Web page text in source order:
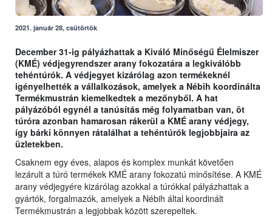
2021. január 28, csütörtök
December 31-ig pályázhattak a Kiváló Minőségű Élelmiszer
(KMÉ) védjegyrendszer arany fokozatára a legkiválóbb
tehéntúrók. A védjegyet kizárólag azon termékeknél
igényelhették a vállalkozások, amelyek a Nébih koordinálta
Termékmustrán kiemelkedtek a mezőnyből. A hat
pályázóból egynél a tanúsítás még folyamatban van, öt
túróra azonban hamarosan rákerül a KMÉ arany védjegy,
így bárki könnyen rátalálhat a tehéntúrók legjobbjaira az
üzletekben.
Csaknem egy éves, alapos és komplex munkát követően
lezárult a túró termékek KMÉ arany fokozatú minősítése. A KMÉ
arany védjegyére kizárólag azokkal a túrókkal pályázhattak a
gyártók, forgalmazók, amelyek a Nébih által koordinált
Termékmustrán a legjobbak között szerepeltek.